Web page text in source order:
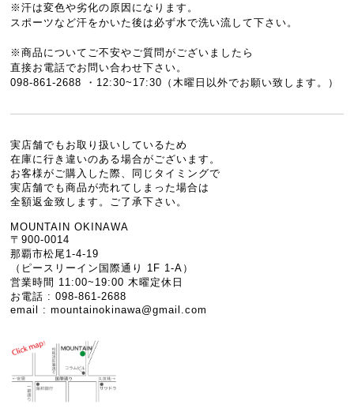
※汗は変色や劣化の原因になります。
スポーツなど汗をかいた後は必ず水で洗い流して下さい。
※商品についてご不安やご質問がございましたら
直接お電話でお問い合わせ下さい。
098-861-2688 ・12:30~17:30（木曜日以外でお願い致します。）
実店舗でもお取り扱いしているため
在庫に行き違いのある場合がございます。
お客様がご購入した際、同じタイミングで
実店舗でも商品が売れてしまった場合は
全額返金致します。ご了承下さい。
MOUNTAIN OKINAWA
〒900-0014
那覇市松尾1-4-19
（ピースリーイン国際通り 1F 1-A）
営業時間 11:00~19:00 木曜定休日
お電話 : 098-861-2688
email :mountainokinawa@gmail.com